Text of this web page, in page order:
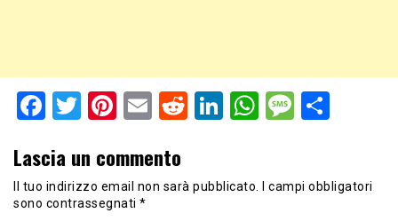
Facebook
Twitter
Pinterest
EmailRedditLinkedIn
WhatsApp
Lascia un commento
Il tuo indirizzo email non sarà pubblicato.
I campi obbligatori
sono contrassegnati *